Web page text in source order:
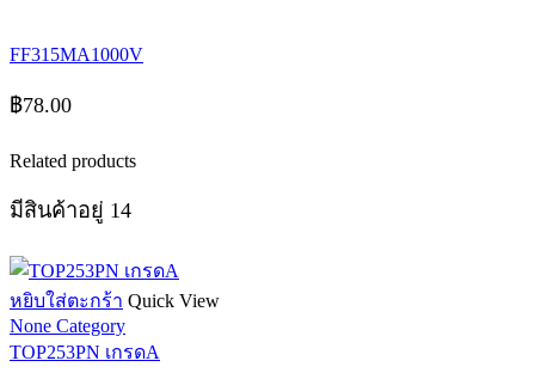
FF315MA1000V
฿78.00
Related products
มีสินค้าอยู่ 14
หยิบใส่ตะกร้า Quick View
None Category
TOP253PN เกรดA